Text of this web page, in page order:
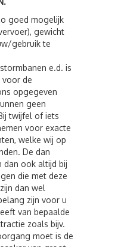
goed mogelijk
gewicht
gebruik te
e.d. is
de
opgegeven
geen
twijfel of iets
voor exacte
welke wij op
De dan
dan ook altijd bij
die met deze
dan wel
zijn voor u
van bepaalde
zoals bijv.
moet is de